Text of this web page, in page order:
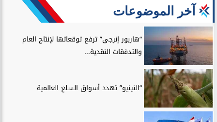
آخر الموضوعات
“هاربور إنرجى” ترفع توقعاتها لإنتاج العام
والتدفقات النقدية...
“النينيو” تهدد أسواق السلع العالمية